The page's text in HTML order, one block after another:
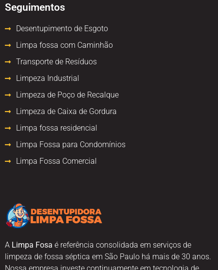
A Limpa Fosa é referência consolidada em serviços de
limpeza de fossa séptica em São Paulo há mais de 30 anos.
Seguimentos
Desentupimento de Esgoto
Limpa fossa com Caminhão
Transporte de Resíduos
Limpeza Industrial
Limpeza de Poço de Recalque
Limpeza de Caixa de Gordura
Limpa fossa residencial
Limpa Fossa para Condomínios
Limpa Fossa Comercial